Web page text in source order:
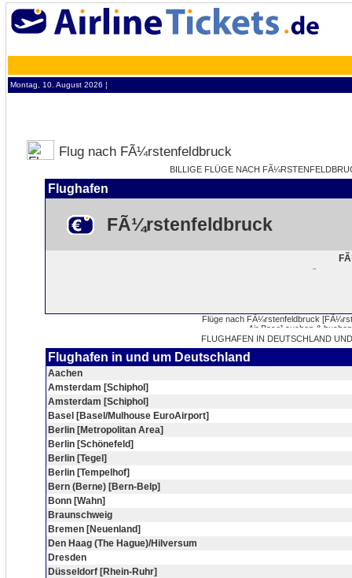
Montag, 10. August 2026 ¦
Flug nach FÃ¼rstenfeldbruck
BILLIGE FLÜGE NACH
Flughafen
FÃ¼rstenfeldbruck
FLUGHAFEN IN DEUTSCHLAND
Flughafen in und um Deutschland
Aachen
Amsterdam [Schiphol]
Amsterdam [Schiphol]
Basel [Basel/Mulhouse EuroAirport]
Berlin [Metropolitan Area]
Berlin [Schönefeld]
Berlin [Tegel]
Berlin [Tempelhof]
Bern (Berne) [Bern-Belp]
Bonn [Wahn]
Braunschweig
Bremen [Neuenland]
Den Haag (The Hague)/Hilversum
Dresden
Düsseldorf [Rhein-Ruhr]